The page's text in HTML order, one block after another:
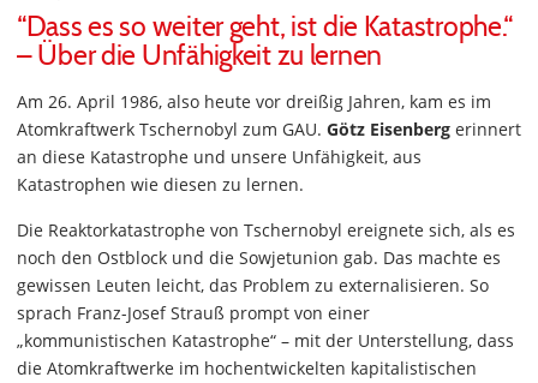
“Dass es so weiter geht, ist die Katastrophe.“
– Über die Unfähigkeit zu lernen
Am 26. April 1986, also heute vor dreißig Jahren, kam es im
Atomkraftwerk Tschernobyl zum GAU. Götz Eisenberg erinnert
an diese Katastrophe und unsere Unfähigkeit, aus
Katastrophen wie diesen zu lernen.
Die Reaktorkatastrophe von Tschernobyl ereignete sich, als es
noch den Ostblock und die Sowjetunion gab. Das machte es
gewissen Leuten leicht, das Problem zu externalisieren. So
sprach Franz-Josef Strauß prompt von einer
„kommunistischen Katastrophe“ – mit der Unterstellung, dass
die Atomkraftwerke im hochentwickelten kapitalistischen